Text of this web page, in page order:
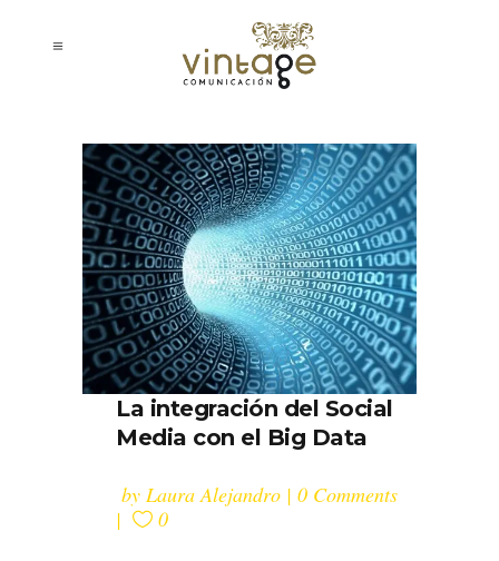
La integración del Social
Media con el Big Data
by Laura Alejandro
0 Comments
0